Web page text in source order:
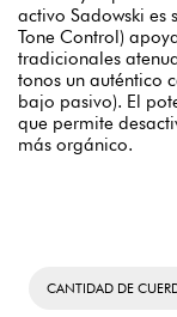
activo Sadowski es
Tone Control)
tradicionales
tonos un auténtico
bajo pasivo). El
que permite
más orgánico.
CANTIDAD DE